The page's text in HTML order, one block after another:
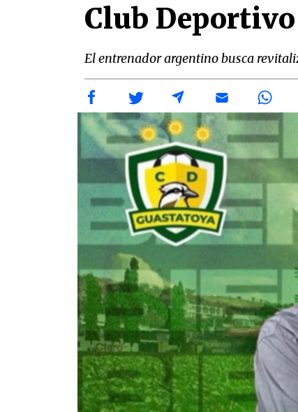
Club
El entrenador argentino busca